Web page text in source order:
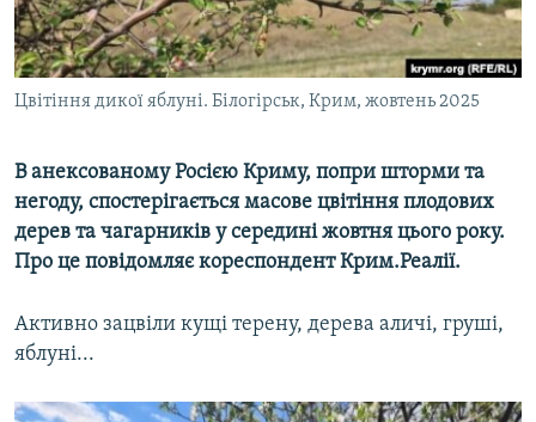
ВІДЕОУРОКИ «ELIFBE»
СВІДЧЕННЯ ОКУПАЦІЇ
УКРАЇНСЬКА ПРОБЛЕМА КРИМУ
Русский
Qırımtatar
Усі сайти RFE/RL
Цвітіння дикої яблуні. Білогірськ, Крим, жовтень 2025
В анексованому Росією Криму, попри шторми та
негоду, спостерігається масове цвітіння плодових
дерев та чагарників у середині жовтня цього року.
Про це повідомляє кореспондент Крим.Реалії.
Активно зацвіли кущі терену, дерева аличі, груші,
яблуні...